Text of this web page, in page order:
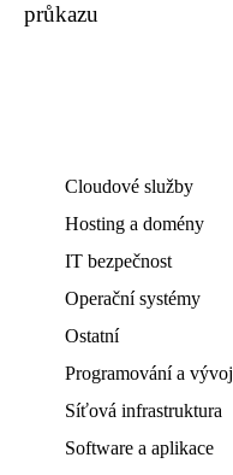
průkazu
Cloudové služby
Hosting a domény
IT bezpečnost
Operační systémy
Ostatní
Programování a vývoj
Síťová infrastruktura
Software a aplikace